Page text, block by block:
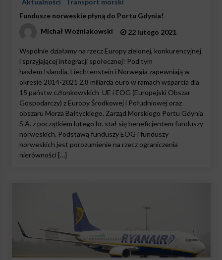
Aktualności
Transport morski
Fundusze norweskie płyną do Portu Gdynia!
Michał Woźniakowski
22 lutego 2021
Wspólnie działamy na rzecz Europy zielonej, konkurencyjnej
i sprzyjającej integracji społecznej! Pod tym
hasłem Islandia, Liechtenstein i Norwegia zapewniają w
okresie 2014-2021 2,8 miliarda euro w ramach wsparcia dla
15 państw członkowskich UE i EOG (Europejski Obszar
Gospodarczy) z Europy Środkowej i Południowej oraz
obszaru Morza Bałtyckiego. Zarząd Morskiego Portu Gdynia
S.A. z początkiem lutego br. stał się beneficjentem funduszy
norweskich. Podstawą funduszy EOG i funduszy
norweskich jest porozumienie na rzecz ograniczenia
nierówności […]